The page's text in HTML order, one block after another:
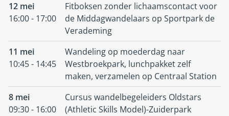
12 mei
16:00 - 17:00
Fitboksen zonder lichaamscontact voor
de Middagwandelaars op Sportpark de
Verademing
11 mei
10:45 - 14:45
Wandeling op moederdag naar
Westbroekpark, lunchpakket zelf
maken, verzamelen op Centraal Station
8 mei
09:30 - 16:00
Cursus wandelbegeleiders Oldstars
(Athletic Skills Model)-Zuiderpark